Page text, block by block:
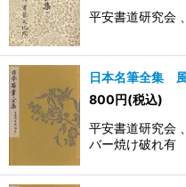
平安書道研究会
日本名筆全集
800円(税込)
平安書道研究会
バー焼け破れ有